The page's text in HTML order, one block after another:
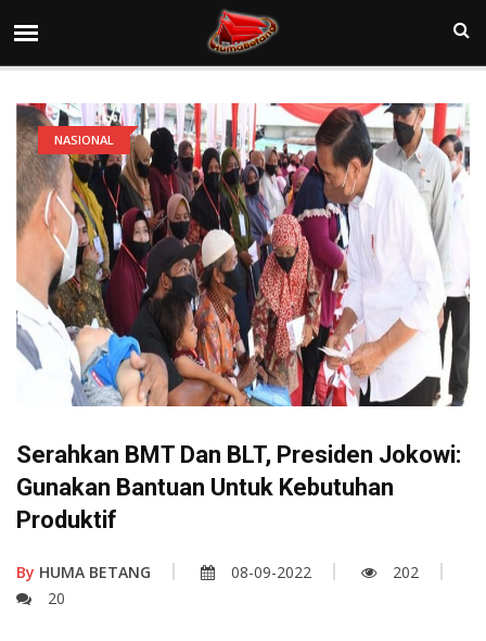
NASIONAL
Serahkan BMT Dan BLT, Presiden Jokowi:
Gunakan Bantuan Untuk Kebutuhan
Produktif
By HUMA BETANG 08-09-2022
202
20